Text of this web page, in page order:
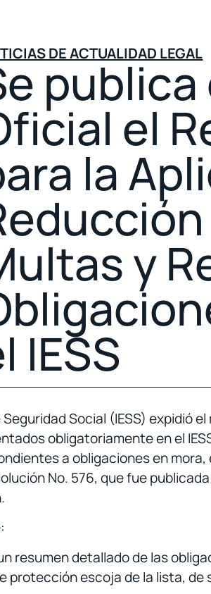
DE ACTUALIDAD LEGAL
el
la
y
IESS
Social (IESS) expidió
obligatoriamente en el
a obligaciones en
No. 576, que fue
resumen detallado de las
protección escoja de la lista,